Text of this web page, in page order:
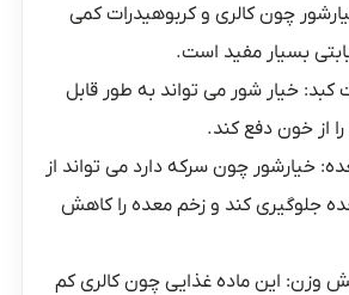
چون کالری و کربوهیدرات کمی
بسیار مفید است.
کبد: خیار شور می تواند به طور قابل
از خون دفع کند.
خیارشور چون سرکه دارد می تواند از
جلوگیری کند و زخم معده را کاهش
وزن: این ماده غذایی چون کالری کم